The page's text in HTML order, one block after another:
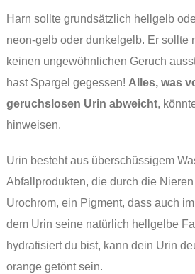
Harn sollte grundsätzlich hellgelb
neon-gelb oder dunkelgelb. Er sollte
keinen ungewöhnlichen Geruch
hast Spargel gegessen! Alles, was
geruchslosen Urin abweicht,
hinweisen.
Urin besteht aus überschüssigem
Abfallprodukten, die durch die
Urochrom, ein Pigment, dass auch
dem Urin seine natürlich hellgelbe
hydratisiert du bist, kann dein Urin
orange getönt sein.